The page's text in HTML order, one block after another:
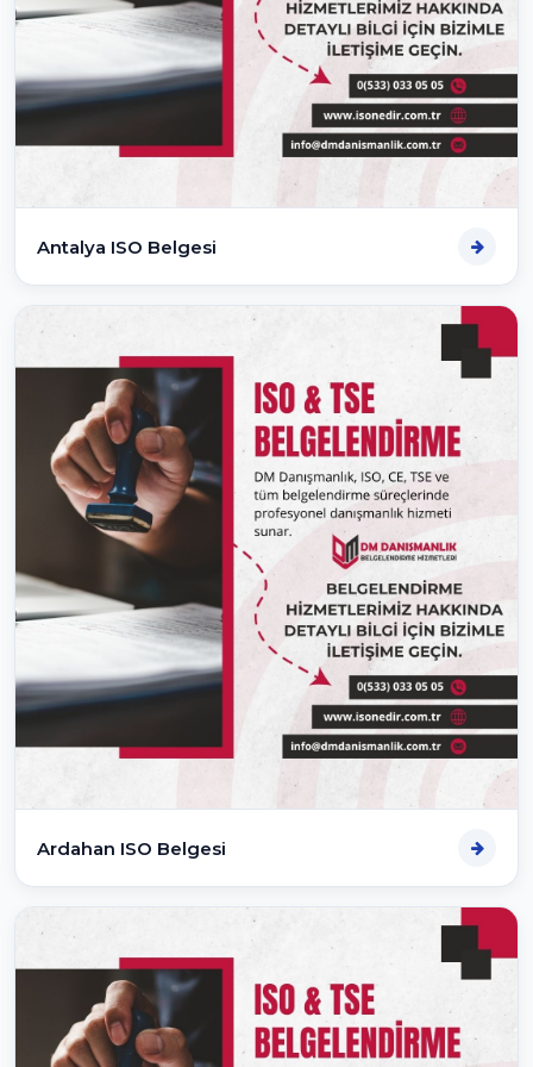
Antalya ISO Belgesi
Ardahan ISO Belgesi